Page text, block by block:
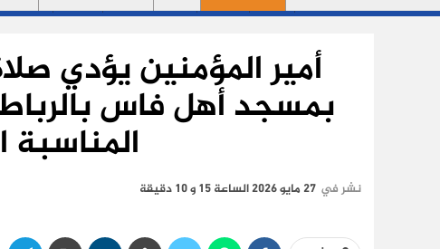
من نحن سياسة الخصوصية
أمير المؤمنين يؤدي
بمسجد أهل فاس
نشر في 27 مايو 2026 الساعة 15 و 10 دقيقة